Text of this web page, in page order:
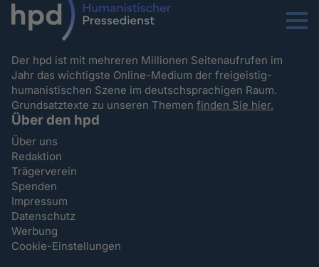
Menu
Der hpd ist mit mehreren Millionen Seitenaufrufen im
Jahr das wichtigste Online-Medium der freigeistig-
humanistischen Szene im deutschsprachigen Raum.
Grundsatztexte zu unseren Themenfinden Sie hier.
Über den hpd
Über uns
Redaktion
Trägerverein
Spenden
Impressum
Datenschutz
Werbung
Cookie-Einstellungen